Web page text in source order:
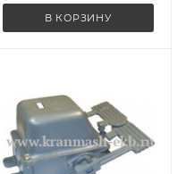
В КОРЗИНУ